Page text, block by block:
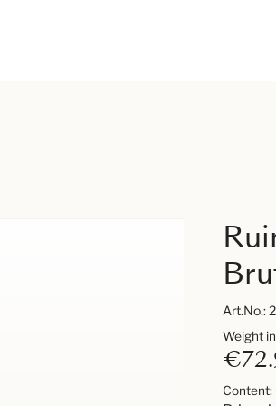
Art.No.:
Content:
Weight